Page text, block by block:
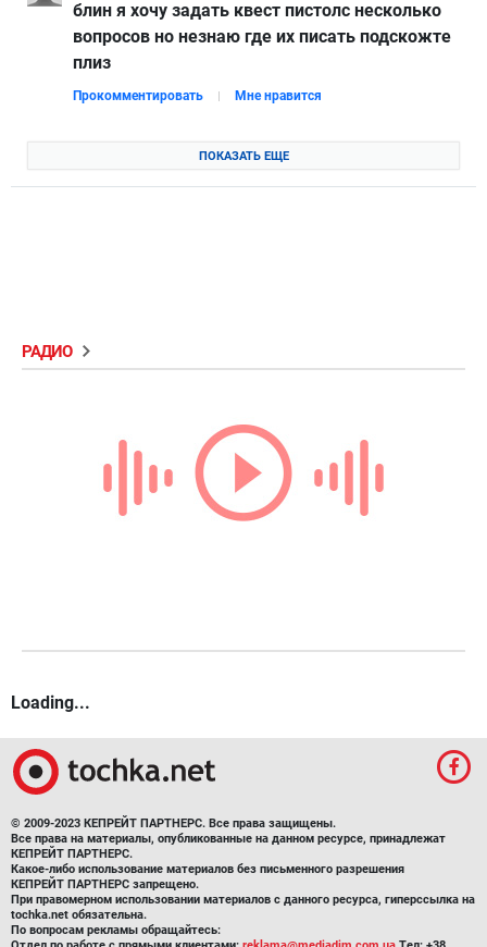
блин я хочу задать квест пистолс несколько
вопросов но незнаю где их писать подскожте
плиз
Прокомментировать Мне нравится
ПОКАЗАТЬ ЕЩЕ
РАДИО
Loading...
© 2009-2023 КЕПРЕЙТ ПАРТНЕРС. Все права защищены.
Все права на материалы, опубликованные на данном ресурсе, принадлежат
КЕПРЕЙТ ПАРТНЕРС.
Какое-либо использование материалов без письменного разрешения
КЕПРЕЙТ ПАРТНЕРС запрещено.
При правомерном использовании материалов с данного ресурса, гиперссылка на
tochka.net обязательна.
По вопросам рекламы обращайтесь: